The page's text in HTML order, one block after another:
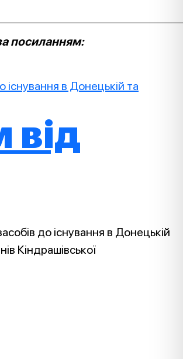
посиланням:
існування в Донецькій та
від
до існування в Донецькій
Кіндрашівської